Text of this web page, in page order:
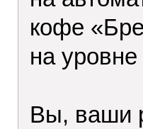
кофе
на
Вы, ваши